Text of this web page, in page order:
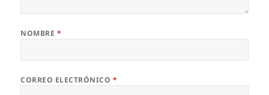
NOMBRE *
CORREO ELECTRÓNICO *